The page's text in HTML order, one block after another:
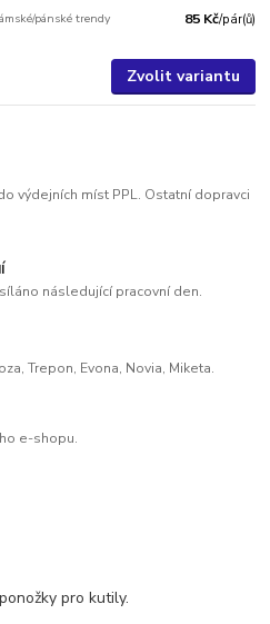
pánské trendy
85 Kč/pár(ů)
Zvolit variantu
výdejních míst PPL. Ostatní dopravci
následující pracovní den.
Trepon, Evona, Novia, Miketa.
e-shopu.
pro kutily.